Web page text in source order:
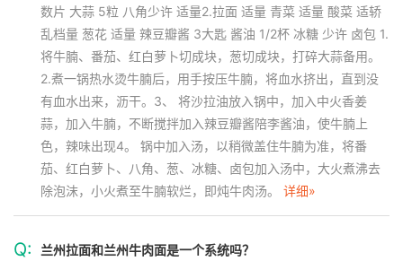
数片 大蒜 5粒 八角少许 适量2.拉面 适量 青菜 适量 酸菜 适轿
乱档量 葱花 适量 辣豆瓣酱 3大匙 酱油 1/2杯 冰糖 少许 卤包 1.
将牛腩、番茄、红白萝卜切成块，葱切成块，打碎大蒜备用。
2.煮一锅热水烫牛腩后，用手按压牛腩，将血水挤出，直到没
有血水出来，沥干。3、 将沙拉油放入锅中，加入中火香姜
蒜，加入牛腩，不断搅拌加入辣豆瓣酱陪李酱油，使牛腩上
色，辣味出现4。 锅中加入汤，以稍微盖住牛腩为准，将番
茄、红白萝卜、八角、葱、冰糖、卤包加入汤中，大火煮沸去
除泡沫，小火煮至牛腩软烂，即炖牛肉汤。 详细»
Q: 兰州拉面和兰州牛肉面是一个系统吗？